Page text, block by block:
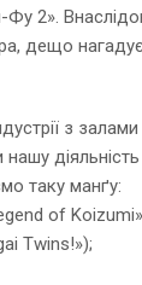
2».
дещо
з
таку манґу:
of
Twins!»);